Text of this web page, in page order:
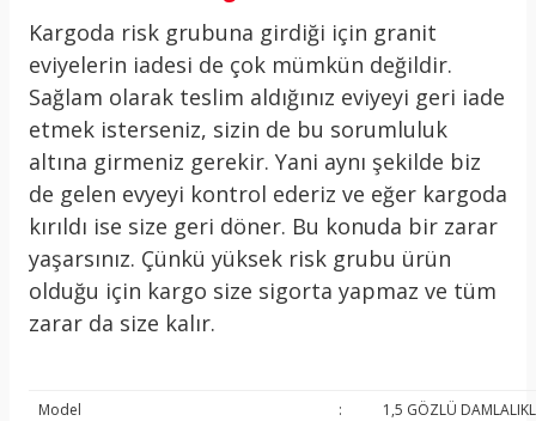
Kargoda risk grubuna girdiği için granit
eviyelerin iadesi de çok mümkün değildir.
Sağlam olarak teslim aldığınız eviyeyi geri iade
etmek isterseniz, sizin de bu sorumluluk
altına girmeniz gerekir. Yani aynı şekilde biz
de gelen evyeyi kontrol ederiz ve eğer kargoda
kırıldı ise size geri döner. Bu konuda bir zarar
yaşarsınız. Çünkü yüksek risk grubu ürün
olduğu için kargo size sigorta yapmaz ve tüm
zarar da size kalır.
Model : 1,5 GÖZLÜ